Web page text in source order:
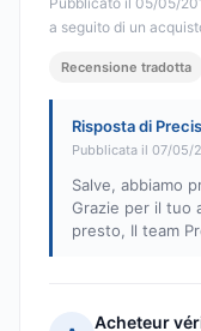
a seguito di un
Recensione tradotta
Risposta di
Pubblicata il 07/05/
Salve, abbiamo
Grazie per il tuo
presto, Il team
Acheteur